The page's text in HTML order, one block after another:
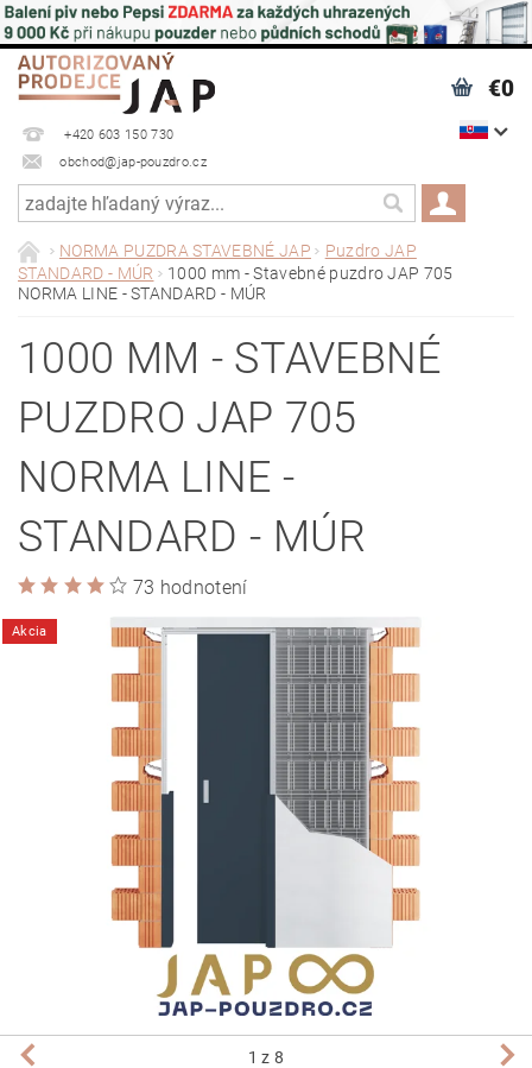
+420 603 150 730
obchod@jap-pouzdro.cz
€0
NORMA PUZDRA STAVEBNÉ JAP
Puzdro JAP
STANDARD - MÚR
1000 mm - Stavebné puzdro JAP 705
NORMA LINE - STANDARD - MÚR
1000 MM - STAVEBNÉ
PUZDRO JAP 705
NORMA LINE -
STANDARD - MÚR
73 hodnotení
Akcia
1 z 8